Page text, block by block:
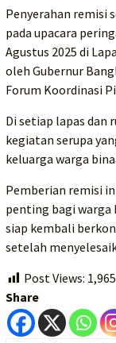
Penyerahan remisi
pada upacara
Agustus 2025 di
oleh Gubernur
Forum Koordinasi
Di setiap lapas dan
kegiatan serupa
keluarga warga
Pemberian remisi
penting bagi warga
siap kembali
setelah
Post Views: 1,965
Share